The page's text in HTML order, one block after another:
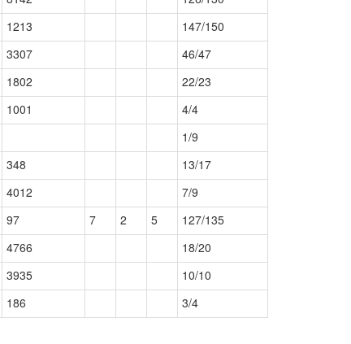
1213
147/150
3307
46/47
1802
22/23
1001
4/4
1/9
348
13/17
4012
7/9
97 7 2 5
127/135
4766
18/20
3935
10/10
186 3/4